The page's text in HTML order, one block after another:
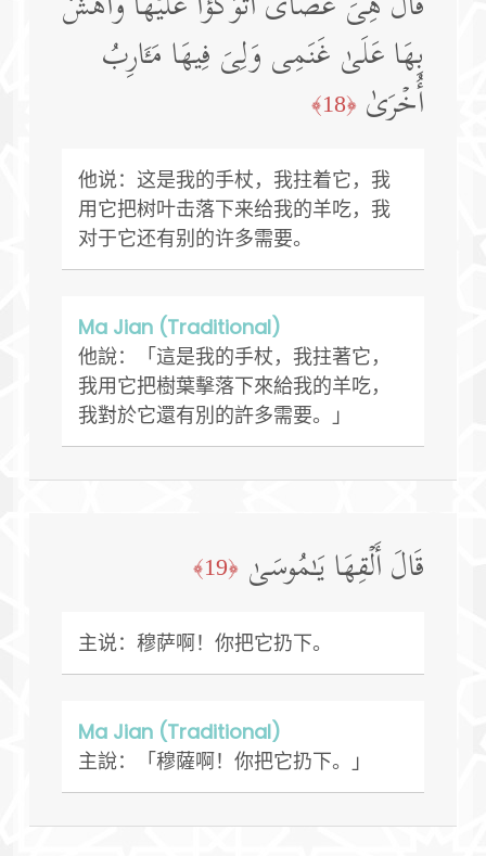
بِهَا عَلَىٰ غَنَمِی وَلِیَ فِیهَا مَـَٔارِبُ
أُخۡرَىٰ ﴿18﴾
他说：这是我的手杖，我拄着它，我
用它把树叶击落下来给我的羊吃，我
对于它还有别的许多需要。
Ma Jian (Traditional)
他說：「這是我的手杖，我拄著它，
我用它把樹葉擊落下來給我的羊吃，
我對於它還有別的許多需要。」
قَالَ أَلۡقِهَا یَـٰمُوسَىٰ ﴿19﴾
主说：穆萨啊！你把它扔下。
Ma Jian (Traditional)
主說：「穆薩啊！你把它扔下。」